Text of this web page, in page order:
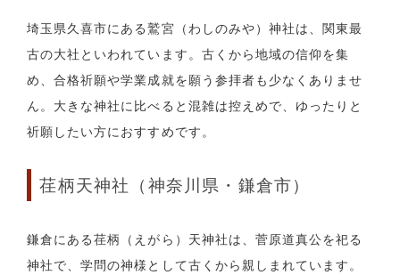
埼玉県久喜市にある鷲宮（わしのみや）神社は、関東最
古の大社といわれています。古くから地域の信仰を集
め、合格祈願や学業成就を願う参拝者も少なくありませ
ん。大きな神社に比べると混雑は控えめで、ゆったりと
祈願したい方におすすめです。
荏柄天神社（神奈川県・鎌倉市）
鎌倉にある荏柄（えがら）天神社は、菅原道真公を祀る
神社で、学問の神様として古くから親しまれています。